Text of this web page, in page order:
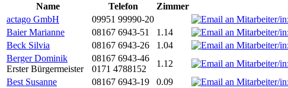
Name
Telefon Zimmer
actago GmbH
09951 99990-20
Baier Marianne
08167 6943-51 1.14
Beck Silvia
08167 6943-26 1.04
Berger Dominik
Erster Bürgermeister
08167 6943-46
0171 4788152
1.12
Best Susanne
08167 6943-19 0.09